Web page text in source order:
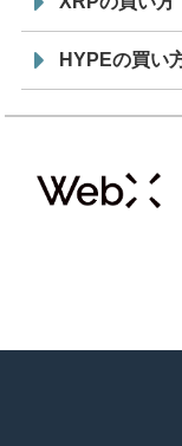
HYPEの買い